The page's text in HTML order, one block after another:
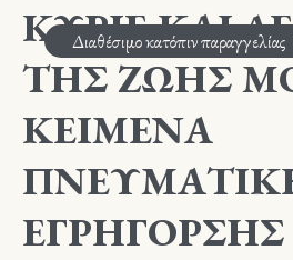
ΚΥΡΙΕ ΚΑΙ
ΤΗΣ ΖΩΗΣ
ΚΕΙΜΕΝΑ
ΕΓΡΗΓΟΡΣΗΣ
Διαθέσιμο κατόπιν παραγγελίας